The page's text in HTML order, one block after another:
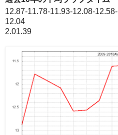
12.87-11.78-11.93-12.08-
12.04
2.01.39